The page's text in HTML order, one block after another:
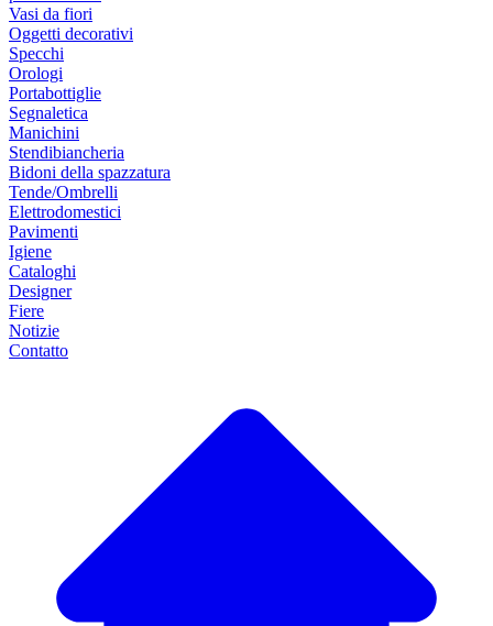
Vasi da fiori
Oggetti decorativi
Specchi
Orologi
Portabottiglie
Segnaletica
Manichini
Stendibiancheria
Bidoni della spazzatura
Tende/Ombrelli
Elettrodomestici
Pavimenti
Igiene
Cataloghi
Designer
Fiere
Notizie
Contatto